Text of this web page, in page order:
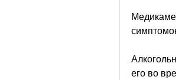
его во